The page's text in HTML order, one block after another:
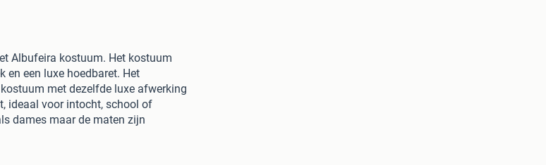
Albufeira kostuum. Het kostuum
en een luxe hoedbaret. Het
met dezelfde luxe afwerking
ideaal voor intocht, school of
dames maar de maten zijn
dames kunnen een maatje